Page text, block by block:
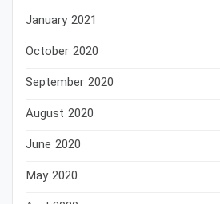
January 2021
October 2020
September 2020
August 2020
June 2020
May 2020